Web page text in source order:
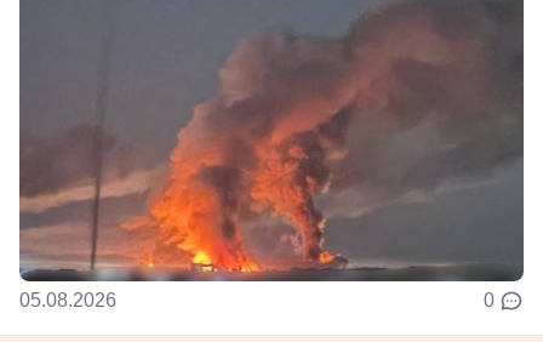
05.08.2026 0